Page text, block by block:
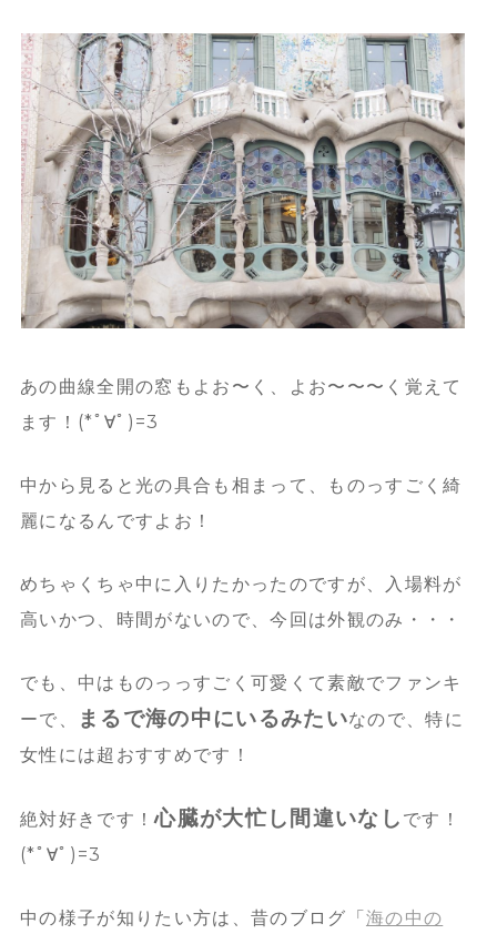
あの曲線全開の窓もよお〜く、よお〜〜〜く覚えて
ます！(*ﾟ∀ﾟ)=3
中から見ると光の具合も相まって、ものっすごく綺
麗になるんですよお！
めちゃくちゃ中に入りたかったのですが、入場料が
高いかつ、時間がないので、今回は外観のみ・・・
でも、中はものっっすごく可愛くて素敵でファンキ
ーで、
まるで海の中にいるみたいなので、特に
女性には超おすすめです！
絶対好きです！心臓が大忙し間違いなし です！
(*ﾟ∀ﾟ)=3
中の様子が知りたい方は、昔のブログ「 海の中の